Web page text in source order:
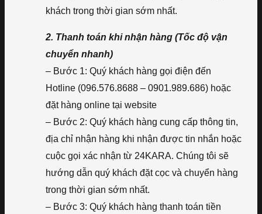
khách trong thời gian sớm nhất.
2. Thanh toán khi nhận hàng (Tốc độ vận
chuyển nhanh)
– Bước 1: Quý khách hàng gọi điện đến
Hotline (096.576.8688 – 0901.989.686) hoặc
đặt hàng online tại website
– Bước 2: Quý khách hàng cung cấp thông tin,
địa chỉ nhận hàng khi nhận được tin nhắn hoặc
cuộc gọi xác nhận từ 24KARA. Chúng tôi sẽ
hướng dẫn quý khách đặt cọc và chuyển hàng
trong thời gian sớm nhất.
– Bước 3: Quý khách hàng thanh toán tiền